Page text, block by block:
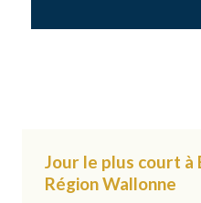
Jour le plus court à
Région Wallonne